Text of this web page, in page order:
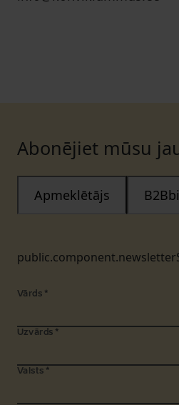
Abonējiet mūsu
Apmeklētājs
Vārds *
Uzvārds *
Valsts *